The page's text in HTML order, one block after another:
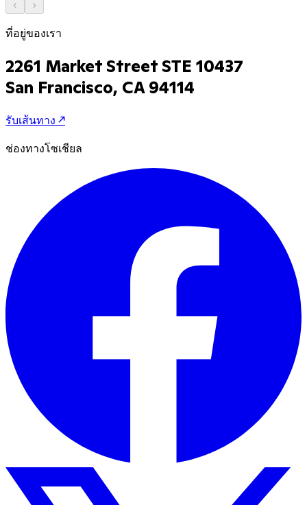
ที่อยู่ของเรา
2261 Market Street STE 10437
San Francisco, CA 94114
รับเส้นทาง ↗
ช่องทางโซเชียล